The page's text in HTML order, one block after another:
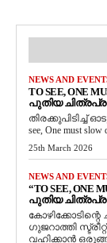
NEWS AND
TO SEE, ONE
പുതിയ
തിരക്കുപിടിച്ച്
see, One must
25th March 2026
NEWS AND
“TO SEE, ONE
പുതിയ
ഗുജറാത്തി
വഹിക്കാൻ